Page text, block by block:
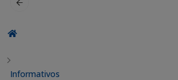
Informativos